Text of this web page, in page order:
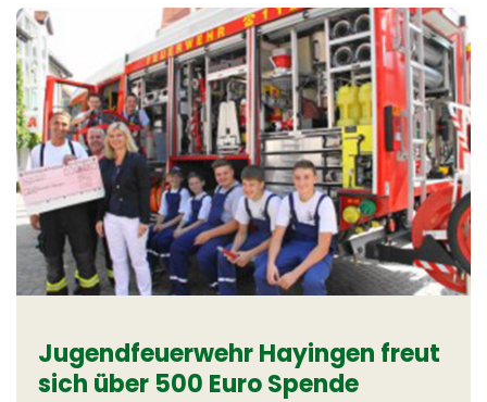
Jugendfeuerwehr Hayingen freut
sich über 500 Euro Spende